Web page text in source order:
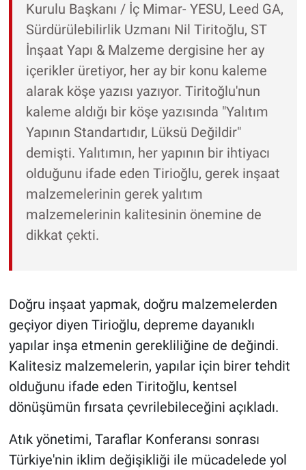
Kurulu Başkanı / İç Mimar- YESU, Leed GA,
Sürdürülebilirlik Uzmanı Nil Tiritoğlu, ST
İnşaat Yapı & Malzeme dergisine her ay
içerikler üretiyor, her ay bir konu kaleme
alarak köşe yazısı yazıyor. Tiritoğlu'nun
kaleme aldığı bir köşe yazısında "Yalıtım
Yapının Standartıdır, Lüksü Değildir"
demişti. Yalıtımın, her yapının bir ihtiyacı
olduğunu ifade eden Tirioğlu, gerek inşaat
malzemelerinin gerek yalıtım
malzemelerinin kalitesinin önemine de
dikkat çekti.
Doğru inşaat yapmak, doğru malzemelerden
geçiyor diyen Tirioğlu, depreme dayanıklı
yapılar inşa etmenin gerekliliğine de değindi.
Kalitesiz malzemelerin, yapılar için birer tehdit
olduğunu ifade eden Tiritoğlu, kentsel
dönüşümün fırsata çevrilebileceğini açıkladı.
Atık yönetimi, Taraflar Konferansı sonrası
Türkiye'nin iklim değişikliği ile mücadelede yol